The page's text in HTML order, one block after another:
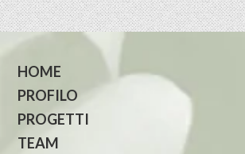
HOME
PROFILO
PROGETTI
TEAM